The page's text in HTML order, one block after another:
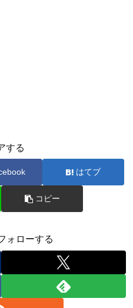
する
はてブ
コピー
ォローする